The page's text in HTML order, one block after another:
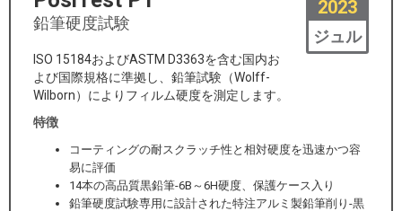
2023
ジュル
鉛筆硬度試験
ISO 15184およびASTM D3363を含む国内お
よび国際規格に準拠し、鉛筆試験（Wolff-
Wilborn）によりフィルム硬度を測定します。
特徴
コーティングの耐スクラッチ性と相対硬度を迅速かつ容
易に評価
14本の高品質黒鉛筆-6B～6H硬度、保護ケース入り
鉛筆硬度試験専用に設計された特注アルミ製鉛筆削り-黒